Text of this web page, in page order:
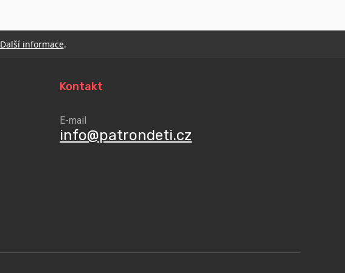
Další informace.
Kontakt
E-mail
info@patrondeti.cz